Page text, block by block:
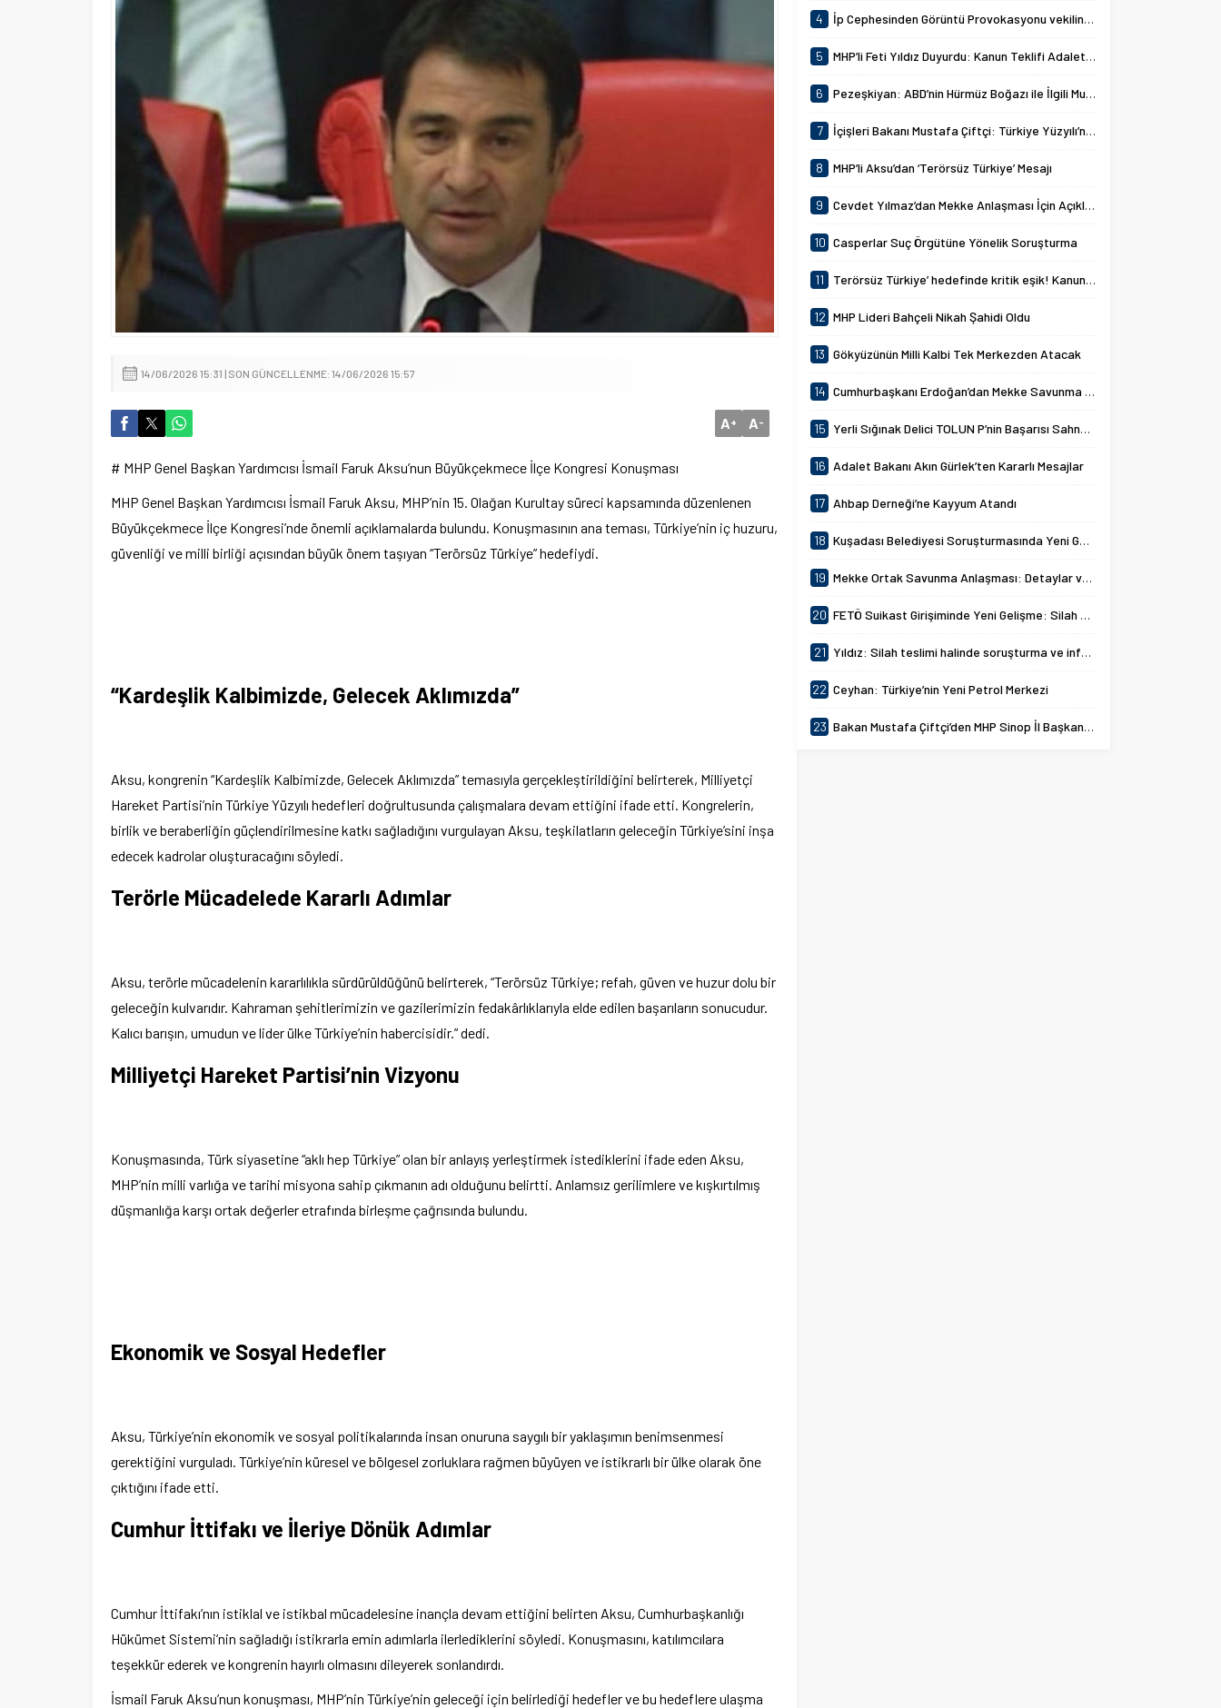
İçişleri Bakanı Mustafa Çiftçi’den Devlet Bahçeli’ye “Terörsüz Türkiye” Teşekkürü
14/06/2026 15:31 | SON GÜNCELLENME: 14/06/2026 15:57
A+ A-
# MHP Genel Başkan Yardımcısı İsmail Faruk Aksu’nun Büyükçekmece İlçe Kongresi Konuşması
MHP Genel Başkan Yardımcısı İsmail Faruk Aksu, MHP’nin 15. Olağan Kurultay süreci kapsamında düzenlenen
Büyükçekmece İlçe Kongresi’nde önemli açıklamalarda bulundu. Konuşmasının ana teması, Türkiye’nin iç huzuru,
güvenliği ve milli birliği açısından büyük önem taşıyan “Terörsüz Türkiye” hedefiydi.
“Kardeşlik Kalbimizde, Gelecek Aklımızda”
Aksu, kongrenin “Kardeşlik Kalbimizde, Gelecek Aklımızda” temasıyla gerçekleştirildiğini belirterek, Milliyetçi
Hareket Partisi’nin Türkiye Yüzyılı hedefleri doğrultusunda çalışmalara devam ettiğini ifade etti. Kongrelerin,
birlik ve beraberliğin güçlendirilmesine katkı sağladığını vurgulayan Aksu, teşkilatların geleceğin Türkiye’sini inşa
edecek kadrolar oluşturacağını söyledi.
Terörle Mücadelede Kararlı Adımlar
Aksu, terörle mücadelenin kararlılıkla sürdürüldüğünü belirterek, “Terörsüz Türkiye; refah, güven ve huzur dolu bir
geleceğin kulvarıdır. Kahraman şehitlerimizin ve gazilerimizin fedakârlıklarıyla elde edilen başarıların sonucudur.
Kalıcı barışın, umudun ve lider ülke Türkiye’nin habercisidir.” dedi.
Milliyetçi Hareket Partisi’nin Vizyonu
Konuşmasında, Türk siyasetine “aklı hep Türkiye” olan bir anlayış yerleştirmek istediklerini ifade eden Aksu,
MHP’nin milli varlığa ve tarihi misyona sahip çıkmanın adı olduğunu belirtti. Anlamsız gerilimlere ve kışkırtılmış
düşmanlığa karşı ortak değerler etrafında birleşme çağrısında bulundu.
Ekonomik ve Sosyal Hedefler
Aksu, Türkiye’nin ekonomik ve sosyal politikalarında insan onuruna saygılı bir yaklaşımın benimsenmesi
gerektiğini vurguladı. Türkiye’nin küresel ve bölgesel zorluklara rağmen büyüyen ve istikrarlı bir ülke olarak öne
çıktığını ifade etti.
Cumhur İttifakı ve İleriye Dönük Adımlar
Cumhur İttifakı’nın istiklal ve istikbal mücadelesine inançla devam ettiğini belirten Aksu, Cumhurbaşkanlığı
Hükümet Sistemi’nin sağladığı istikrarla emin adımlarla ilerlediklerini söyledi. Konuşmasını, katılımcılara
teşekkür ederek ve kongrenin hayırlı olmasını dileyerek sonlandırdı.
İsmail Faruk Aksu’nun konuşması, MHP’nin Türkiye’nin geleceği için belirlediği hedefler ve bu hedeflere ulaşma
4 İp Cephesinden Görüntü Provokasyonu vekilin MHP Lideri Devlet Bahçeli hazımsızlığı komisyonu gerdi!
5 MHP’li Feti Yıldız Duyurdu: Kanun Teklifi Adalet Komisyonunda Kabul Edildi
6 Pezeşkiyan: ABD’nin Hürmüz Boğazı ile İlgili Mutabakat İhlallerine Karşılık Verdik
7 İçişleri Bakanı Mustafa Çiftçi: Türkiye Yüzyılı’nın Hedefleri
8 MHP’li Aksu’dan ‘Terörsüz Türkiye’ Mesajı
9 Cevdet Yılmaz’dan Mekke Anlaşması İçin Açıklamalar
10 Casperlar Suç Örgütüne Yönelik Soruşturma
11 Terörsüz Türkiye’ hedefinde kritik eşik! Kanun teklifi kabul edildi
12 MHP Lideri Bahçeli Nikah Şahidi Oldu
13 Gökyüzünün Milli Kalbi Tek Merkezden Atacak
14 Cumhurbaşkanı Erdoğan’dan Mekke Savunma Anlaşması Açıklaması
15 Yerli Sığınak Delici TOLUN P’nin Başarısı Sahnelendi
16 Adalet Bakanı Akın Gürlek’ten Kararlı Mesajlar
17 Ahbap Derneği’ne Kayyum Atandı
18 Kuşadası Belediyesi Soruşturmasında Yeni Gelişmeler
19 Mekke Ortak Savunma Anlaşması: Detaylar ve Amaçlar
20 FETÖ Suikast Girişiminde Yeni Gelişme: Silah Aramaları Başlatıldı
21 Yıldız: Silah teslimi halinde soruşturma ve infazlar ertelenecek
22 Ceyhan: Türkiye’nin Yeni Petrol Merkezi
23 Bakan Mustafa Çiftçi’den MHP Sinop İl Başkanlığına Ziyaret